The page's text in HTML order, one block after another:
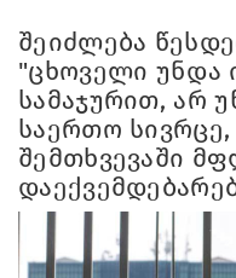
შეიძლება
"ცხოველი უნდა
სამაჯურით, არ
საერთო
შემთხვევაში